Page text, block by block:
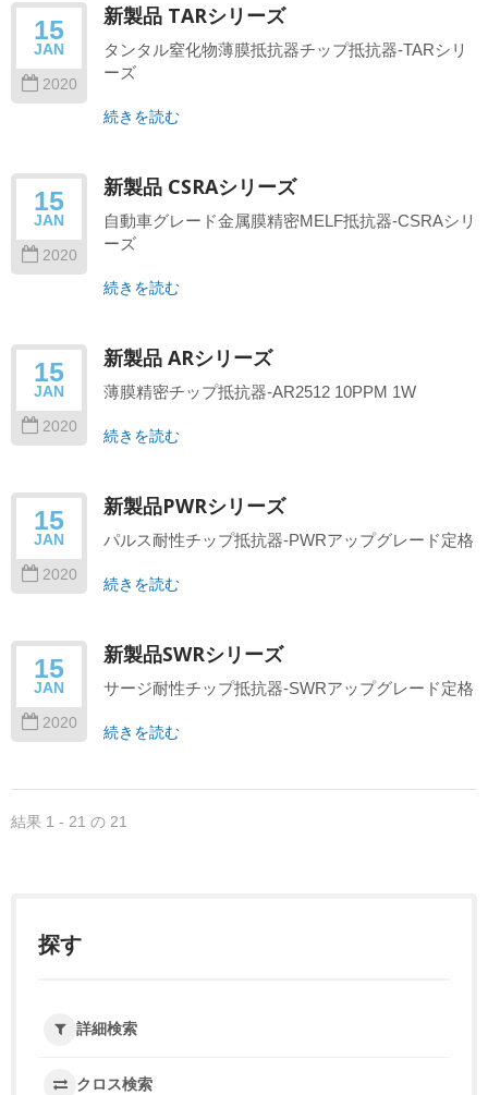
15
JAN
2020
新製品 TARシリーズ
タンタル窒化物薄膜抵抗器チップ抵抗器-TARシリ
ーズ
続きを読む
15
JAN
2020
新製品 CSRAシリーズ
自動車グレード金属膜精密MELF抵抗器-CSRAシリ
ーズ
続きを読む
15
JAN
2020
新製品 ARシリーズ
薄膜精密チップ抵抗器-AR2512 10PPM 1W
続きを読む
15
JAN
2020
新製品PWRシリーズ
パルス耐性チップ抵抗器-PWRアップグレード定格
続きを読む
15
JAN
2020
新製品SWRシリーズ
サージ耐性チップ抵抗器-SWRアップグレード定格
続きを読む
結果 1 - 21 の 21
探す
詳細検索
クロス検索